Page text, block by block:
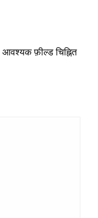
आवश्यक फ़ील्ड चिह्नित